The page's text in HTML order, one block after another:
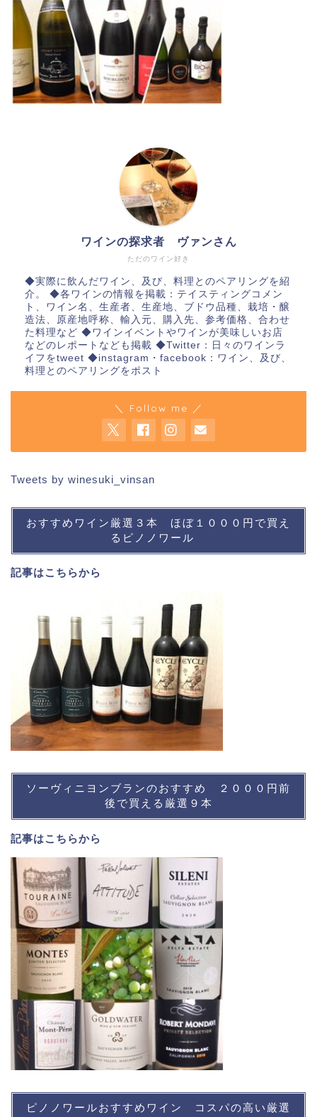
ただのワイン好き
ワインの探求者 ヴァンさん
◆実際に飲んだワイン、及び、料理とのペアリングを紹
介。 ◆各ワインの情報を掲載：テイスティングコメン
ト、ワイン名、生産者、生産地、ブドウ品種、栽培・醸
造法、原産地呼称、輸入元、購入先、参考価格、合わせ
た料理など ◆ワインイベントやワインが美味しいお店
などのレポートなども掲載 ◆Twitter：日々のワインラ
イフをtweet ◆instagram・facebook：ワイン、及び、
料理とのペアリングをポスト
＼ Follow me ／
Tweets by winesuki_vinsan
おすすめワイン厳選３本 ほぼ１０００円で買え
るピノノワール
記事はこちらから
ソーヴィニヨンブランのおすすめ ２０００円前
後で買える厳選９本
記事はこちらから
ピノノワールおすすめワイン コスパの高い厳選